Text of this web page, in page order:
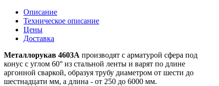
Описание
Техническое описание
Цены
Доставка
Металлорукав 4603А производят с арматурой сфера под
конус с углом 60° из стальной ленты и варят по длине
аргонной сваркой, образуя трубу диаметром от шести до
шестнадцати мм, а длина - от 250 до 6000 мм.